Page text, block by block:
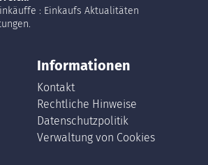
: Einkaufs Aktualitäten
Informationen
Kontakt
Rechtliche Hinweise
Datenschutzpolitik
Verwaltung von Cookies